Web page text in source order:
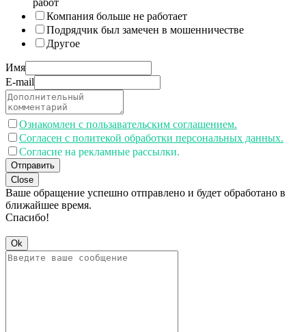
Компания больше не работает
Подрядчик был замечен в мошенничестве
Другое
Имя
E-mail
Ознакомлен с пользавательским соглашением.
Согласен с политекой обработки персональных данных.
Согласие на рекламные рассылки.
Отправить
Close
Ваше обращение успешно отправлено и будет обработано в
ближайшее время.
Спасибо!
Ok